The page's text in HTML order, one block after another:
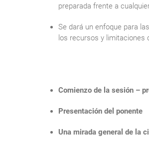
preparada frente a
Se dará un enfoque para
los recursos y limitaciones
Comienzo de la sesión –
Presentación del ponente
Una mirada general de la